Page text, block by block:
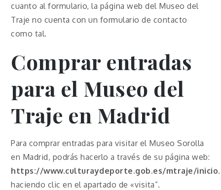
cuanto al formulario, la página web del Museo del
Traje no cuenta con un formulario de contacto
como tal.
Comprar entradas
para el Museo del
Traje en Madrid
Para comprar entradas para visitar el Museo Sorolla
en Madrid, podrás hacerlo a través de su página web:
https://www.culturaydeporte.gob.es/mtraje/
haciendo clic en el apartado de «visita”.